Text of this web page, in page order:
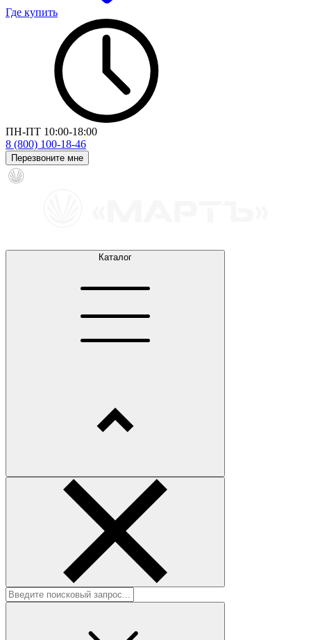
Где купить
ПН-ПТ 10:00-18:00
8 (800) 100-18-46
Перезвоните мне
Каталог